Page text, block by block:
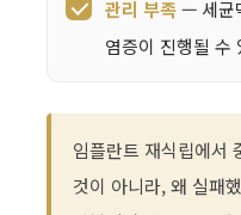
관리 부족— 세균
염증이 진행될 수
임플란트 재식립에서
것이 아니라, 왜 실패